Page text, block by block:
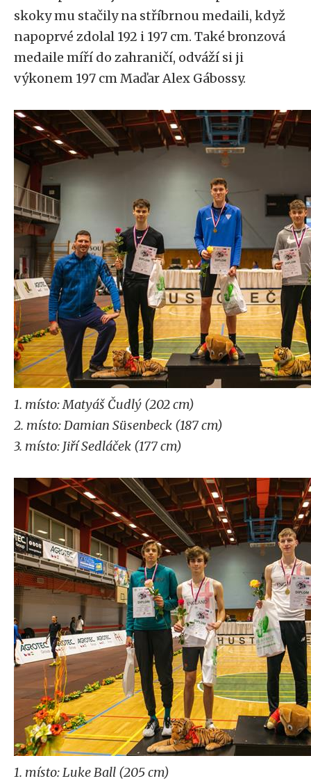
skoky mu stačily na stříbrnou medaili, když
napoprvé zdolal 192 i 197 cm. Také bronzová
medaile míří do zahraničí, odváží si ji
výkonem 197 cm Maďar Alex Gábossy.
1. místo: Matyáš Čudlý (202 cm)
2. místo: Damian Süsenbeck (187 cm)
3. místo: Jiří Sedláček (177 cm)
1. místo: Luke Ball (205 cm)